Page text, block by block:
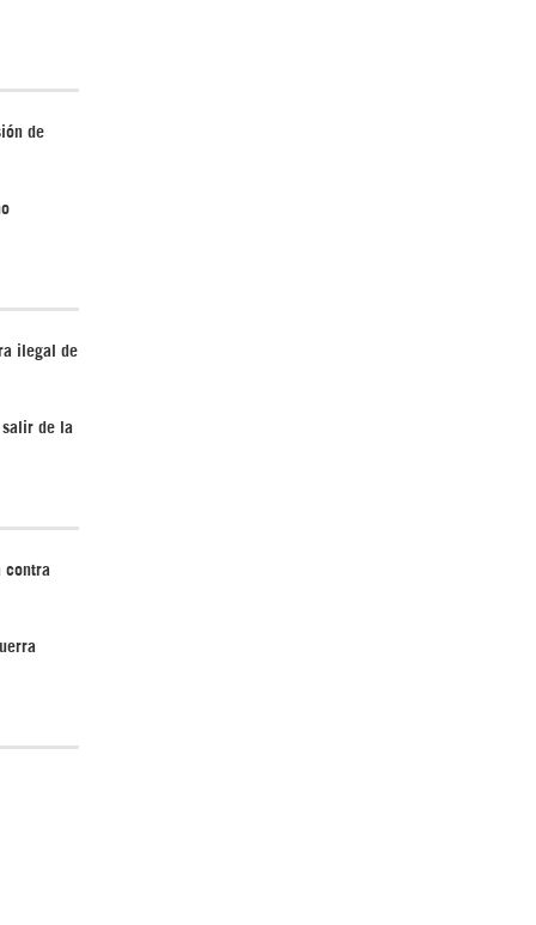
de
ilegal de
salir de la
contra